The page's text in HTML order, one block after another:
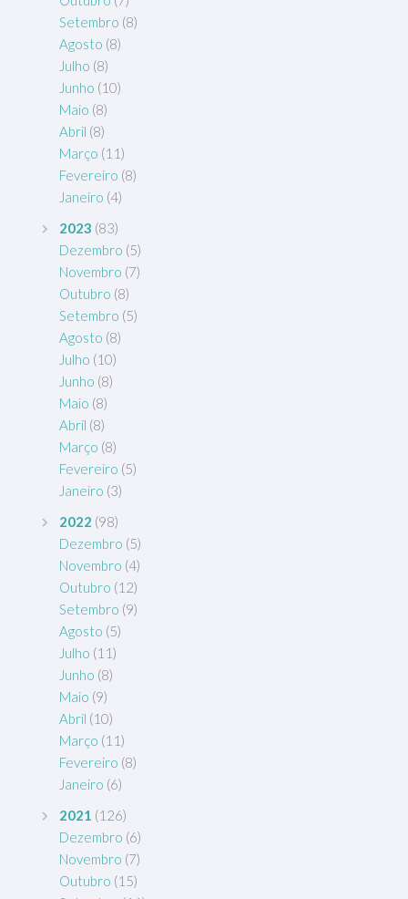
Setembro (8)
Agosto (8)
Julho (8)
Junho (10)
Maio (8)
Abril (8)
Março (11)
Fevereiro (8)
Janeiro (4)
2023 (83)
Dezembro (5)
Novembro (7)
Outubro (8)
Setembro (5)
Agosto (8)
Julho (10)
Junho (8)
Maio (8)
Abril (8)
Março (8)
Fevereiro (5)
Janeiro (3)
2022 (98)
Dezembro (5)
Novembro (4)
Outubro (12)
Setembro (9)
Agosto (5)
Julho (11)
Junho (8)
Maio (9)
Abril (10)
Março (11)
Fevereiro (8)
Janeiro (6)
2021 (126)
Dezembro (6)
Novembro (7)
Outubro (15)